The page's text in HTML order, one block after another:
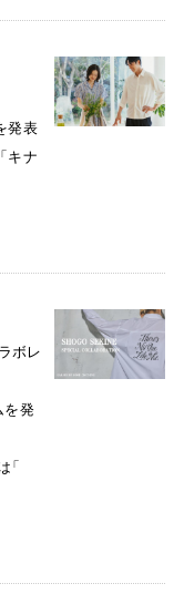
発表
キナ
ボレ
を発
「